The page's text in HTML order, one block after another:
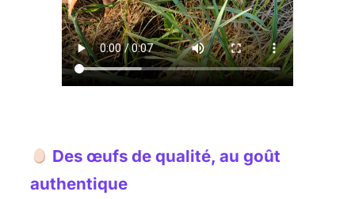
Des œufs de qualité, au goût
authentique